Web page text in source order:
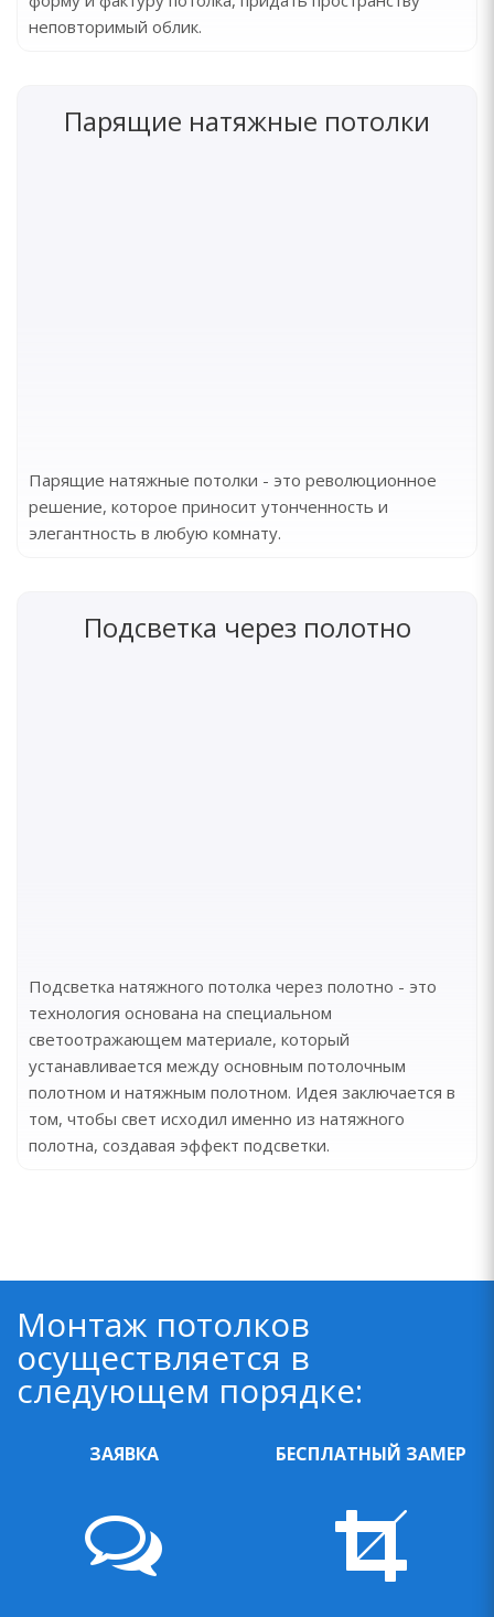
неповторимый облик.
Парящие натяжные потолки
Парящие натяжные потолки - это революционное
решение, которое приносит утонченность и
элегантность в любую комнату.
Подсветка через полотно
Подсветка натяжного потолка через полотно - это
технология основана на специальном
светоотражающем материале, который
устанавливается между основным потолочным
полотном и натяжным полотном. Идея заключается в
том, чтобы свет исходил именно из натяжного
полотна, создавая эффект подсветки.
Монтаж потолков
осуществляется в
следующем порядке:
ЗАЯВКА БЕСПЛАТНЫЙ ЗАМЕР